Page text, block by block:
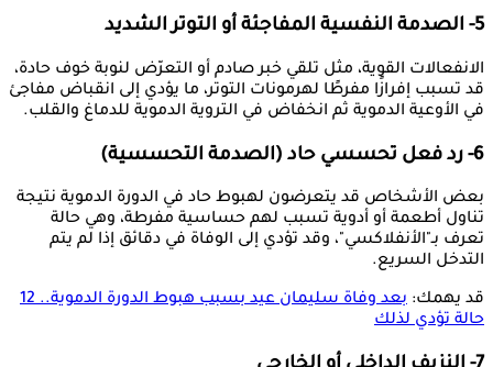
5- الصدمة النفسية المفاجئة أو التوتر الشديد
الانفعالات القوية، مثل تلقي خبر صادم أو التعرّض لنوبة خوف حادة،
قد تسبب إفرازًا مفرطًا لهرمونات التوتر، ما يؤدي إلى انقباض مفاجئ
في الأوعية الدموية ثم انخفاض في التروية الدموية للدماغ والقلب.
6- رد فعل تحسسي حاد (الصدمة التحسسية)
بعض الأشخاص قد يتعرضون لهبوط حاد في الدورة الدموية نتيجة
تناول أطعمة أو أدوية تسبب لهم حساسية مفرطة، وهي حالة
تعرف بـ"الأنفلاكسي"، وقد تؤدي إلى الوفاة في دقائق إذا لم يتم
التدخل السريع.
قد يهمك:
بعد وفاة سليمان عيد بسبب هبوط الدورة الدموية.. 12
حالة تؤدي لذلك